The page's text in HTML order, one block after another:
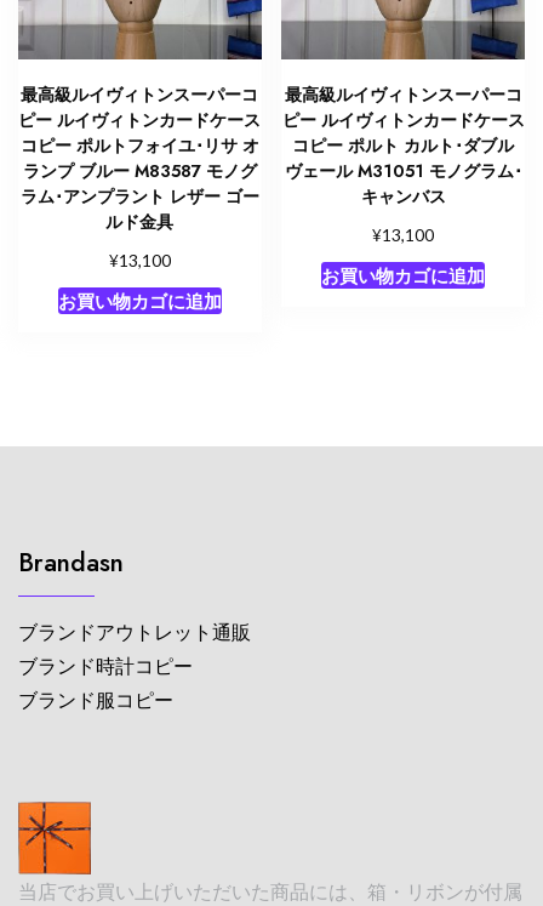
最高級ルイヴィトンスーパーコ
ピー ルイヴィトンカードケース
コピー ポルトフォイユ･リサ オ
ランプ ブルー M83587 モノグ
ラム･アンプラント レザー ゴー
ルド金具
¥13,100
お買い物カゴに追加
最高級ルイヴィトンスーパーコ
ピー ルイヴィトンカードケース
コピー ポルト カルト･ダブル
ヴェール M31051 モノグラム･
キャンバス
¥13,100
お買い物カゴに追加
Brandasn
ブランドアウトレット通販
ブランド時計コピー
ブランド服コピー
当店でお買い上げいただいた商品には、箱・リボンが付属